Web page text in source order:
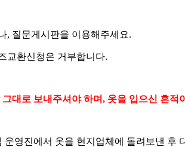
, 질문게시판을 이용해주세요.
교환신청은 거부합니다.
대로 보내주셔야 하며, 옷을 입으신 흔
영진에서 옷을 현지업체에 돌려보낸